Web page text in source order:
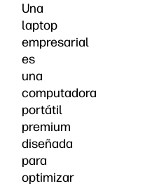
Una
laptop
empresarial
es
una
computadora
portátil
premium
diseñada
para
optimizar